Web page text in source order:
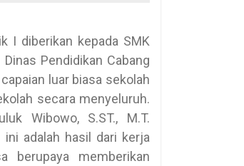
I diberikan kepada SMK
Pendidikan Cabang
luar biasa sekolah
secara menyeluruh.
Wibowo, S.ST., M.T.
ini adalah hasil dari kerja
berupaya memberikan